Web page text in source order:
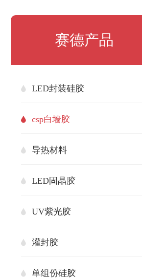
赛德产品
LED封装硅胶
csp白墙胶
导热材料
LED固晶胶
UV紫光胶
灌封胶
单组份硅胶